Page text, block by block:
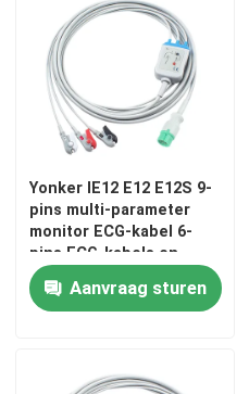
Yonker IE12 E12 E12S 9-
pins multi-parameter
monitor ECG-kabel 6-
pins ECG-kabels en
leadwires
Aanvraag sturen